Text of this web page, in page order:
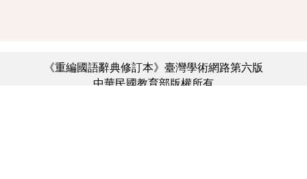
《重編國語辭典修訂本》臺灣學術網路第六版
中華民國教育部版權所有